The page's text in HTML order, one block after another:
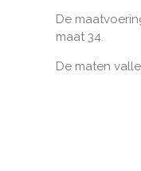
De
maat 34.
De maten